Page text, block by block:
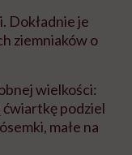
Dokładnie je
ziemniaków o
wielkości:
ćwiartkę podziel
małe na